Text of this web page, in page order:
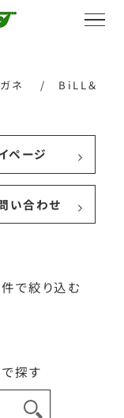
ネ / BiLL＆
ページ
い合わせ
で絞り込む
探す